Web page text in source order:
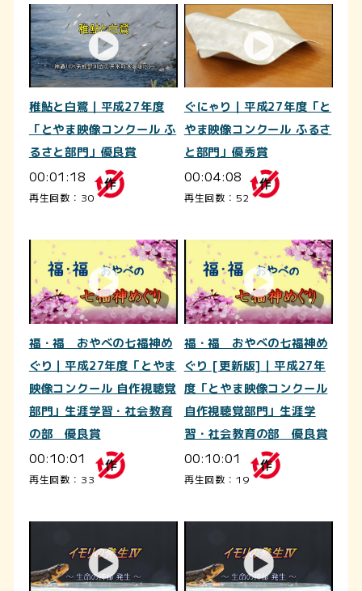
稚鮎と白鷺｜平成27年度
「とやま映像コンクール ふ
るさと部門」優良賞
00:01:18
再生回数：30
ぐにゃり｜平成27年度「と
やま映像コンクール ふるさ
と部門」優秀賞
00:04:08
再生回数：52
福・福 おやべの七福神め
ぐり｜平成27年度「とやま
映像コンクール 自作視聴覚
部門」生涯学習・社会教育
の部 優良賞
00:10:01
再生回数：33
福・福 おやべの七福神め
ぐり [更新版]｜平成27年
度「とやま映像コンクール
自作視聴覚部門」生涯学
習・社会教育の部 優良賞
00:10:01
再生回数：19